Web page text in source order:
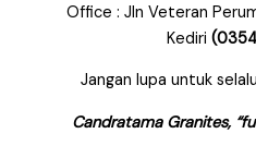
Office : Jln Veteran
Kediri
Jangan lupa untuk
Candratama Granites,